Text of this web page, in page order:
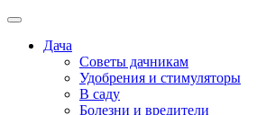
Дача
Советы дачникам
Удобрения и стимуляторы
В саду
Болезни и вредители